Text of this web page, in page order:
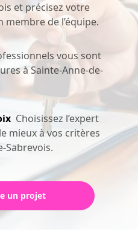
et précisez votre
membre de l’équipe.
vous sont
à Sainte-Anne-de-
Choisissez l’expert
mieux à vos critères
Sabrevois.
un projet